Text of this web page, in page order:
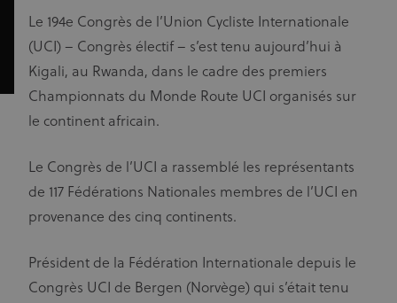
Le 194e Congrès de l’Union Cycliste Internationale
(UCI) – Congrès électif – s’est tenu aujourd’hui à
Kigali, au Rwanda, dans le cadre des premiers
Championnats du Monde Route UCI organisés sur
le continent africain.
Le Congrès de l’UCI a rassemblé les représentants
de 117 Fédérations Nationales membres de l’UCI en
provenance des cinq continents.
Président de la Fédération Internationale depuis le
Congrès UCI de Bergen (Norvège) qui s’était tenu